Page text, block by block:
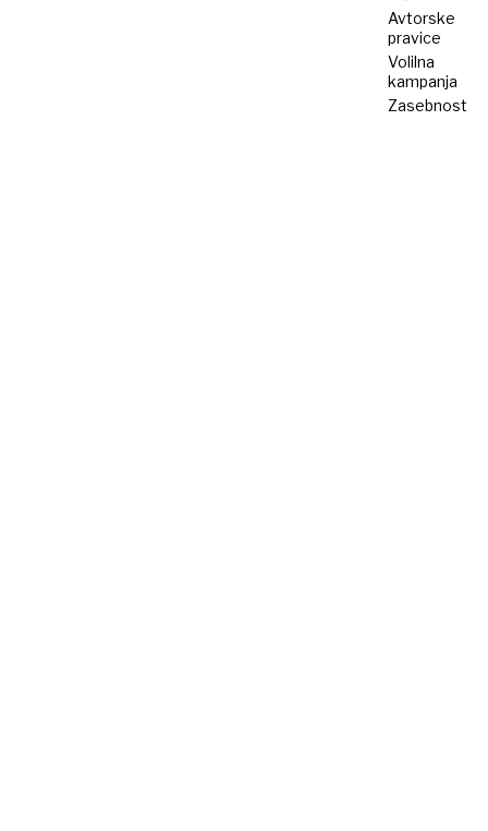
Avtorske
pravice
Volilna
kampanja
Zasebnost